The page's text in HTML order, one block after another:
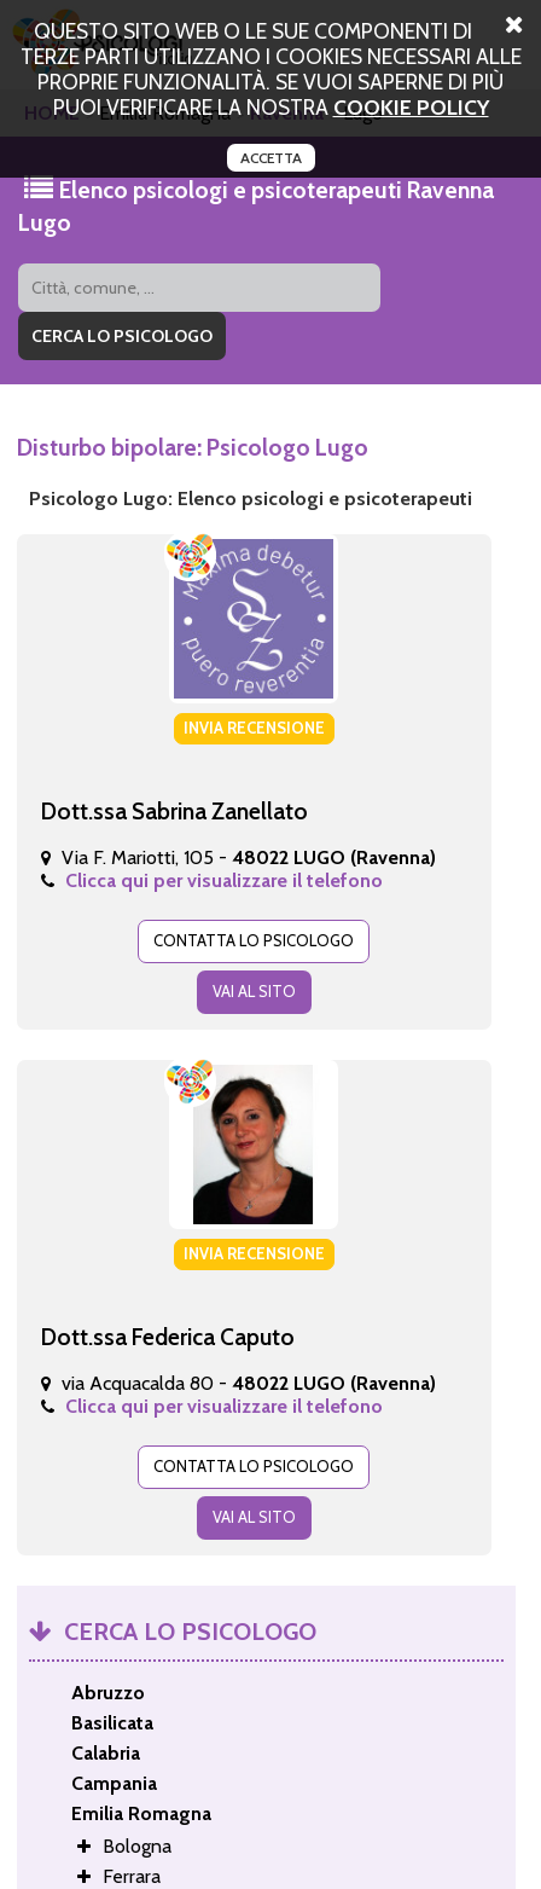
QUESTO SITO WEB O LE SUE COMPONENTI DI
TERZE PARTI UTILIZZANO I COOKIES NECESSARI ALLE
PROPRIE FUNZIONALITÀ. SE VUOI SAPERNE DI PIÙ
PUOI VERIFICARE LA NOSTRA COOKIE POLICY
ACCETTA
HOME Emilia Romagna Ravenna Lugo
Elenco psicologi e psicoterapeuti Ravenna
Lugo
Disturbo bipolare: Psicologo Lugo
Psicologo Lugo: Elenco psicologi e psicoterapeuti
INVIA RECENSIONE
Dott.ssa Sabrina Zanellato
Via F. Mariotti, 105 - 48022 LUGO (Ravenna)
Clicca qui per visualizzare il telefono
CONTATTA LO PSICOLOGO
VAI AL SITO
INVIA RECENSIONE
Dott.ssa Federica Caputo
via Acquacalda 80 - 48022 LUGO (Ravenna)
Clicca qui per visualizzare il telefono
CONTATTA LO PSICOLOGO
VAI AL SITO
CERCA LO PSICOLOGO
Abruzzo
Basilicata
Calabria
Campania
Emilia Romagna
Bologna
Ferrara